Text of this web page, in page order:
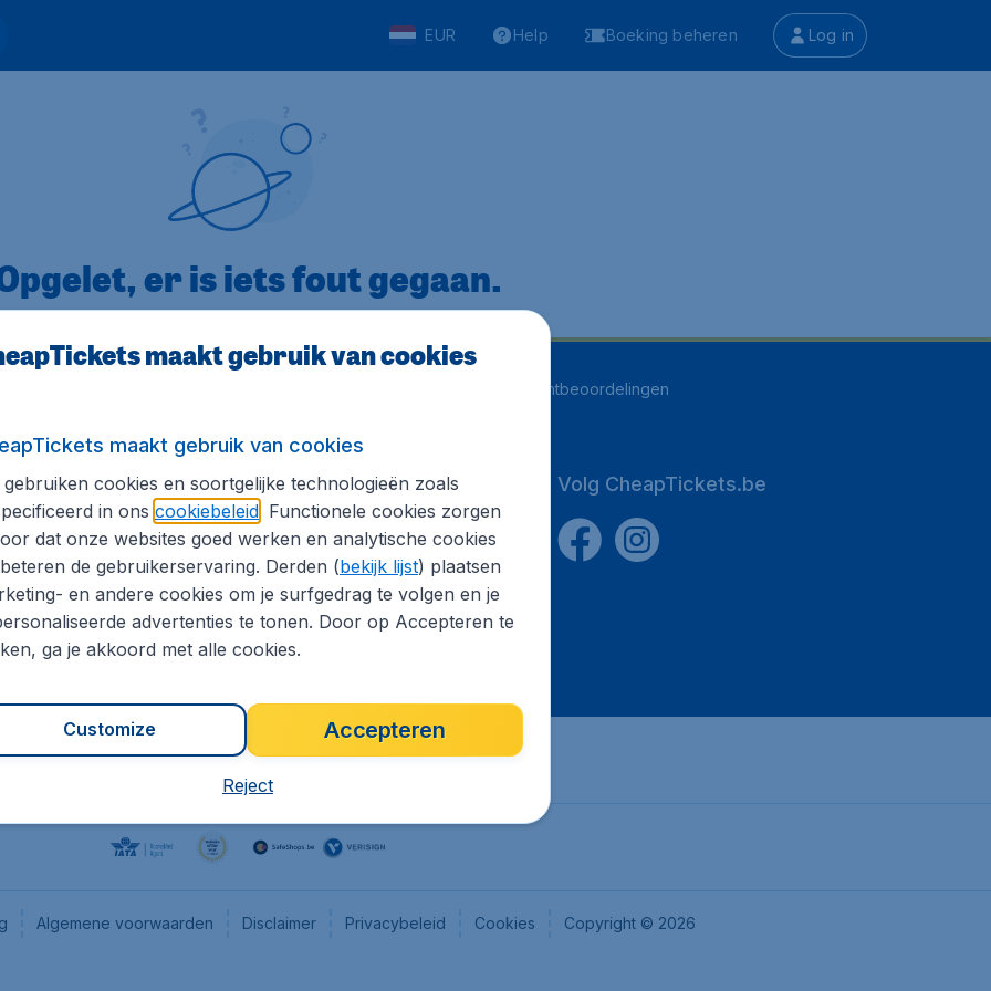
EUR Help Boeking beheren Log in
er is iets fout gegaan.
klantbeoordelingen
informatie
Internationale sites
Flugladen.de
CheapTickets.ch
CheapTickets.nl
CheapTickets.sg
Volg CheapTickets.be
Algemene voorwaarden Disclaimer Privacybeleid Cookies Copyright © 2026
maakt gebruik van cookies
maakt gebruik van cookies
gebruiken cookies en soortgelijke technologieën zoals
in ons cookiebeleid. Functionele cookies zorgen
dat onze websites goed werken en analytische cookies
de gebruikerservaring. Derden (bekijk lijst) plaatsen
en andere cookies om je surfgedrag te volgen en je
advertenties te tonen. Door op Accepteren te
ga je akkoord met alle cookies.
Accepteren
Customize
Reject